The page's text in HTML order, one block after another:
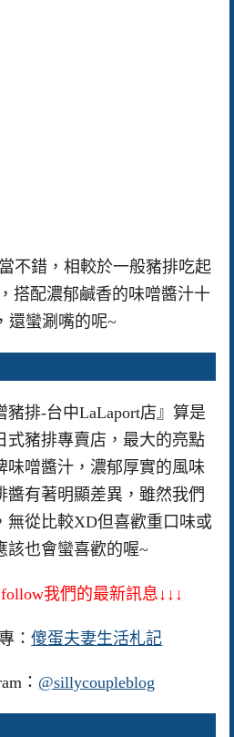
不錯，相較於一般豬排吃起
搭配濃郁鹹香的味噌醬汁十
還蠻涮嘴的呢~
排-台中LaLaport店』算是
式豬排專賣店，最大的亮點
味噌醬汁，濃郁厚實的風味
醬有著明顯差異，雖然我們
無從比較XD但喜歡重口味或
該也會蠻喜歡的喔~
我們的最新訊息↓↓↓
：傻蛋夫妻生活札記
： @sillycoupleblog